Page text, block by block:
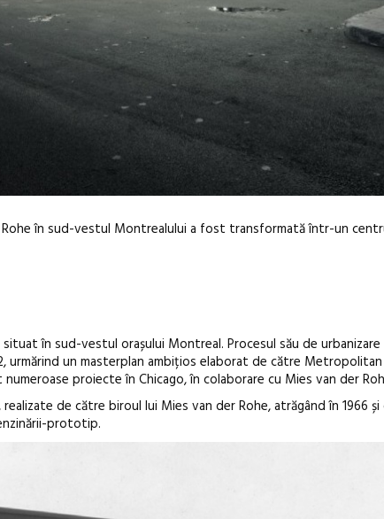
în sud-vestul Montrealului a fost transformată într-un
în sud-vestul orașului Montreal. Procesul său de
urmărind un masterplan ambițios elaborat de către
proiecte în Chicago, în colaborare cu Mies van der
de către biroul lui Mies van der Rohe, atrăgând în 1966 și
prototip.
Open Call –
Awards 2026